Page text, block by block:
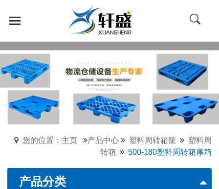
您的位置：主页 产品中心 塑料周转箱筐
塑料周
转箱
500-180塑料周转箱厚箱
产品分类